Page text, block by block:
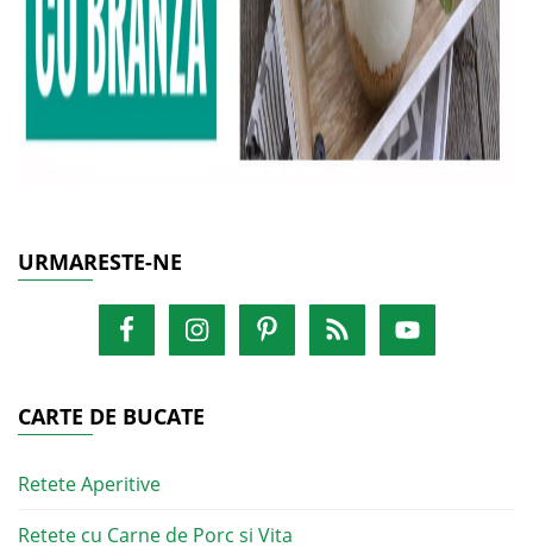
URMARESTE-NE
CARTE DE BUCATE
Retete Aperitive
Retete cu Carne de Porc si Vita